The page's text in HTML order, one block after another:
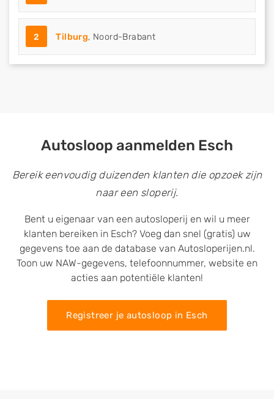
2 Tilburg, Noord-Brabant
Autosloop aanmelden Esch
Bereik eenvoudig duizenden klanten die opzoek zijn
naar een sloperij.
Bent u eigenaar van een autosloperij en wil u meer
klanten bereiken in Esch? Voeg dan snel (gratis) uw
gegevens toe aan de database van Autosloperijen.nl.
Toon uw NAW-gegevens, telefoonnummer, website en
acties aan potentiële klanten!
Registreer je autosloop in Esch